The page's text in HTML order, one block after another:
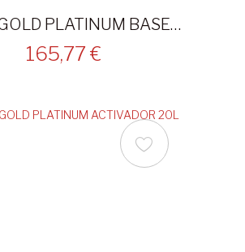
UDDERGOLD PLATINUM BASE 20L
165,77 €